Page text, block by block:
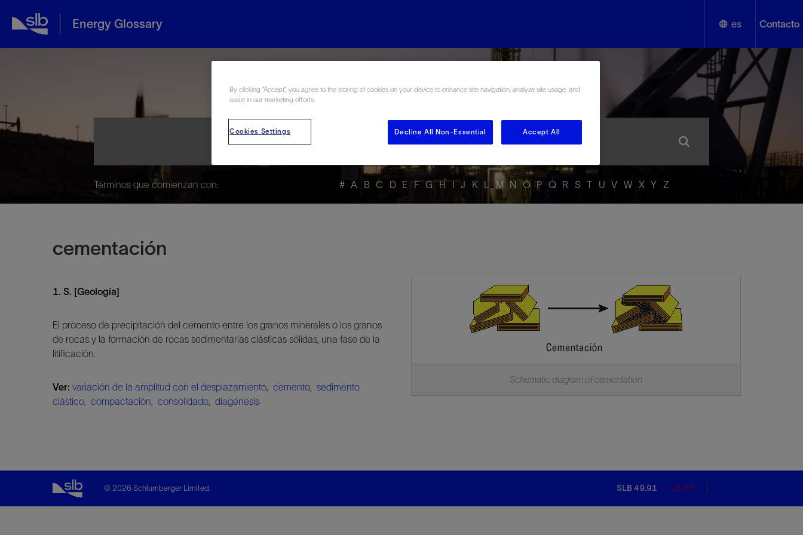
Energy Glossary es
English
Español
Contacto
Energy Glossary en Español
Términos que comienzan con: # A B C D E F G H I J K L M N O P Q R S T U V W X Y Z
cementación
1. S. [Geología]
El proceso de precipitación del cemento entre los granos minerales o los granos
de rocas y la formación de rocas sedimentarias clásticas sólidas, una fase de la
litificación.
Ver: variación de la amplitud con el desplazamiento, cemento, sedimento
clástico, compactación, consolidado, diagénesis
Schematic diagram of cementation
© 2026 Schlumberger Limited. SLB 49.91 -1.77
By clicking “Accept”, you agree to the storing of cookies on your device to enhance site navigation, analyze site usage, and
assist in our marketing efforts.
Cookies Settings Decline All Non-Essential Accept All